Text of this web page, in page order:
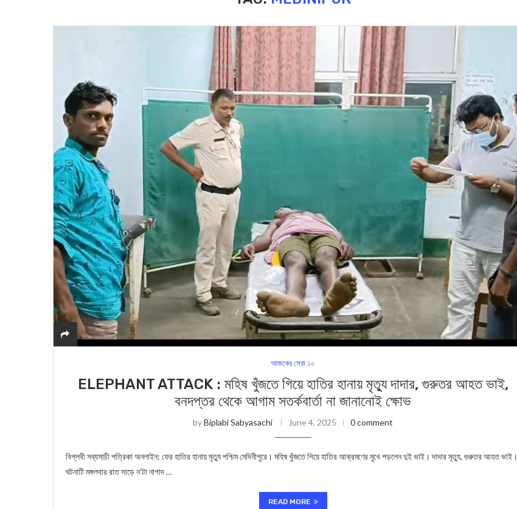
আজকের সেরা ১০
ELEPHANT ATTACK : মহিষ খুঁজতে গিয়ে হাতির হানায় মৃত্যু দাদার, গুরুতর আহত ভাই,
বনদপ্তর থেকে আগাম সতর্কবার্তা না জানানোই ক্ষোভ
byBiplabi Sabyasachi June 4, 2025 0 comment
বিপ্লবী সব্যসাচী পত্রিকা অনলাইন: ফের হাতির হানায় মৃত্যু পশ্চিম মেদিনীপুরে। মহিষ খুঁজতে গিয়ে হাতির আক্রমণের মুখে পড়লেন দুই ভাই। দাদার মৃত্যু, গুরুতর আহত ভাই।
ঘটনাটি মঙ্গলবার রাত সাড়ে ন’টা নাগাদ …
READ MORE